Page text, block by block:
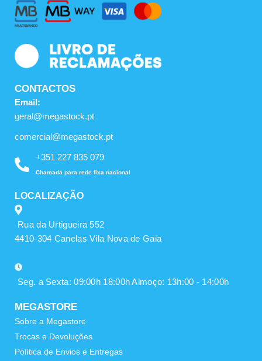
o
k
r
a
m
e
CONTACTOS
Email:
geral@megastock.pt
comercial@megastock.pt
+351 227 835 079
Chamada para rede fixa nacional
LOCALIZAÇÃO
Rua da Urtigueira 552
4410-304 Canelas Vila Nova de Gaia
Seg. a Sexta: 09:00h 18:00h Almoço: 13h:00 - 14:00h
MEGASTORE
Sobre a Megastore
Trocas e Devoluções
Política de Envios e Entregas